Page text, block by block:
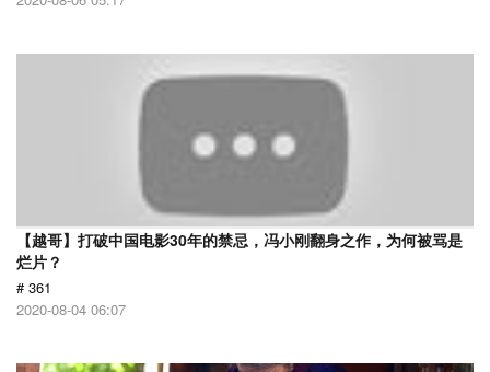
【越哥】打破中国电影30年的禁忌，冯小刚翻身之作，为何被骂是
烂片？
# 361
2020-08-04 06:07